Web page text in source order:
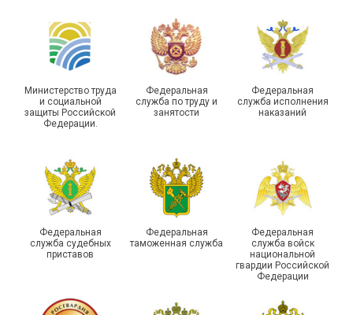
Самарской области
области
Единство традиций и сила
организаций ГУФСИН
России по Пермскому
краю приняли участие в
туристическом слете
Министерство труда
и социальной
защиты Российской
Федерации.
Федеральная
служба по труду и
занятости
Федеральная
служба исполнения
наказаний
Федеральная
служба судебных
приставов
Федеральная
таможенная служба
Федеральная
служба войск
национальной
гвардии Российской
Федерации